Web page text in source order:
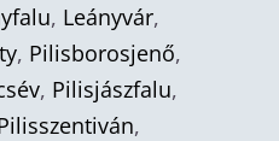
, Leányvár,
, Pilisborosjenő,
, Pilisjászfalu,
,